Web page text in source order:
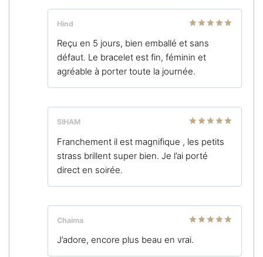
5
Hind
Reçu en 5 jours, bien emballé et sans
défaut. Le bracelet est fin, féminin et
agréable à porter toute la journée.
5
SIHAM
Franchement il est magnifique , les petits
strass brillent super bien. Je l’ai porté
direct en soirée.
5
Chaima
J’adore, encore plus beau en vrai.